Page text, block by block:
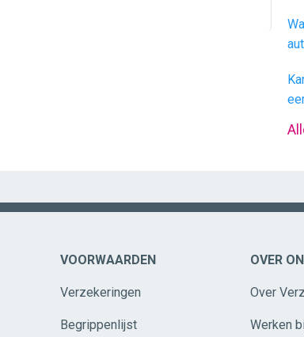
VOORWAARDEN
Verzekeringen
Begrippenlijst
OVER
Over
Werken